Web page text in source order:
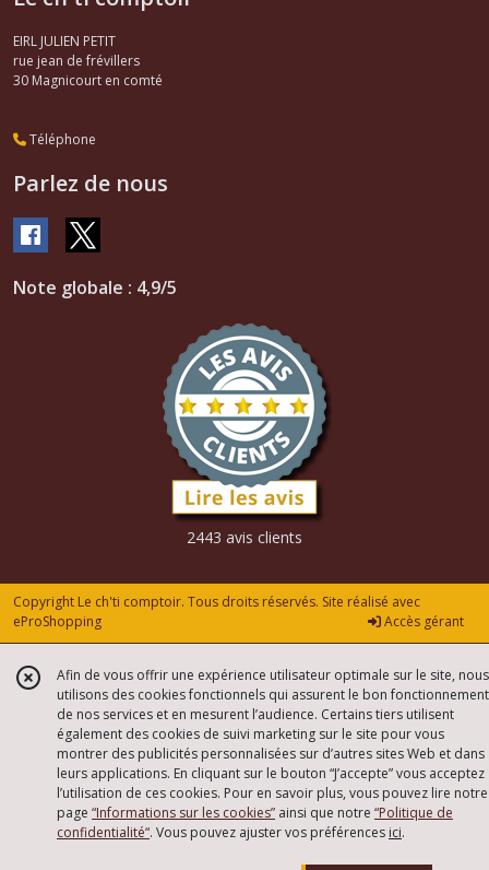
EIRL JULIEN PETIT
rue jean de frévillers
30 Magnicourt en comté
Téléphone
Parlez de nous
Note globale : 4,9/5
2443 avis clients
Copyright Le ch'ti comptoir. Tous droits réservés. Site réalisé avec
eProShopping
Accès gérant
Afin de vous offrir une expérience utilisateur optimale sur le site, nous
utilisons des cookies fonctionnels qui assurent le bon fonctionnement
de nos services et en mesurent l’audience. Certains tiers utilisent
également des cookies de suivi marketing sur le site pour vous
montrer des publicités personnalisées sur d’autres sites Web et dans
leurs applications. En cliquant sur le bouton “J’accepte” vous acceptez
l’utilisation de ces cookies. Pour en savoir plus, vous pouvez lire notre
page “Informations sur les cookies” ainsi que notre “Politique de
confidentialité“. Vous pouvez ajuster vos préférences ici.